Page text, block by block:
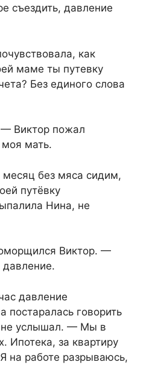
съездить, давление
как
маме ты путевку
Без единого слова
Виктор пожал
мать.
без мяса сидим,
путёвку
Нина, не
Виктор. —
давление
говорить
не услышал. — Мы в
Ипотека, за квартиру
на работе разрываюсь,